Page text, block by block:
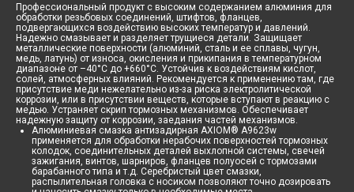
Профессиональный продукт с высоким содержанием алюминия для
обработки резьбовых соединений, штифтов, фланцев,
подвергающихся воздействию высоких температур и давлений.
Надежно смазывает и разделяет трущиеся детали. Защищает
металлические поверхности (алюминий, сталь и ее сплавы, чугун,
медь, латунь) от износа, окисления и прикипания в температурном
диапазоне от –40°С до +660°С. Устойчив к воздействиям кислот,
солей, атмосферных влияний. Рекомендуется к применению там, где
присутствие меди нежелательно из-за риска электролитической
коррозии, или в присутствии веществ, которые вступают в реакцию с
медью. Устраняет скрип тормозных механизмов. Обеспечивает
надежную защиту от коррозии, заедания частей механизмов.
Алюминиевая смазка антизадирная AXIOM® A9623w
применяется для обработки нерабочих поверхностей тормозных
колодок, соединительных деталей выхлопной системы, свечей
зажигания, винтов, шарниров, фланцев полуосей с тормозами
барабанного типа и т.д. Серебристый цвет смазки,
распылительная головка с носиком позволяют точно дозировать